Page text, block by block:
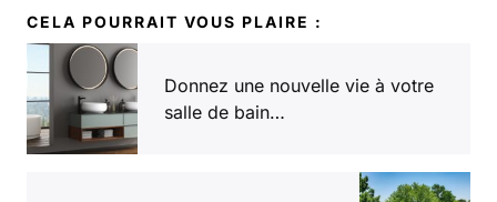
CELA POURRAIT VOUS PLAIRE :
Donnez une nouvelle vie à votre
salle de bain…